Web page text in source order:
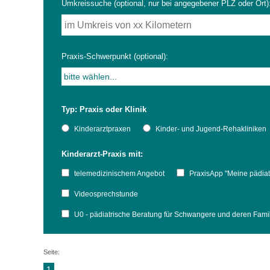
Impfsicherheit
Notdienste
Empfehlungen
Familienzeit
Umkreissuche (optional, nur bei angegebener PLZ oder Ort):
Praxis-Schwerpunkt (optional):
Typ: Praxis oder Klinik
Kinderarztpraxen Kinder- und Jugend-Rehakliniken
Kinderarzt-Praxis mit:
telemedizinischem Angebot PraxisApp "Meine
Videosprechstunde
U0 - pädiatrische Beratung für Schwangere und deren
Seite: